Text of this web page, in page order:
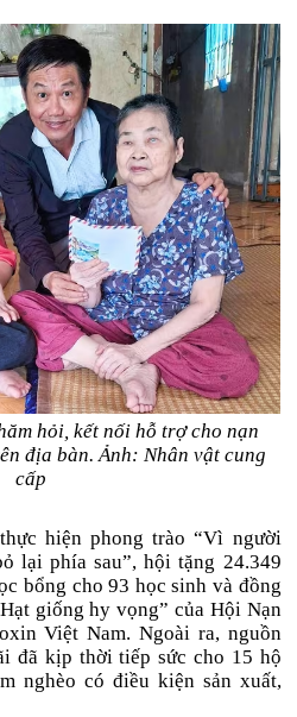
hỏi, kết nối hỗ trợ cho nạn
địa bàn. Ảnh: Nhân vật cung
cấp
hiện phong trào “Vì người
lại phía sau”, hội tặng 24.349
bổng cho 93 học sinh và đồng
giống hy vọng” của Hội Nạn
Việt Nam. Ngoài ra, nguồn
đã kịp thời tiếp sức cho 15 hộ
nghèo có điều kiện sản xuất,